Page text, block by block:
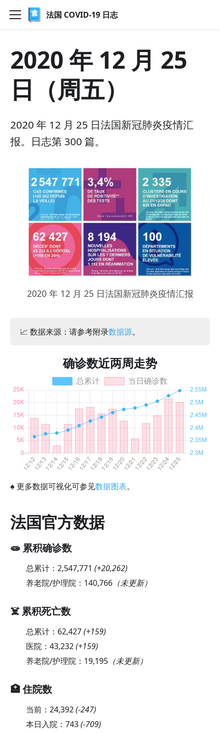
法国 COVID-19 日志
2020 年 12 月 25
日（周五）
2020 年 12 月 25 日法国新冠肺炎疫情汇
报。日志第 300 篇。
2020 年 12 月 25 日法国新冠肺炎疫情汇报
📈 数据来源：请参考附录数据源。
确诊数近两周走势
♠ 更多数据可视化可参见数据图表。
法国官方数据
🧫 累积确诊数
总累计： 2,547,771 (+20,262)
养老院/护理院： 140,766（未更新）
☠️ 累积死亡数
总累计： 62,427(+159)
医院： 43,232(+159)
养老院/护理院： 19,195（未更新）
🏥 住院数
当前： 24,392(-247)
本日入院： 743(-709)